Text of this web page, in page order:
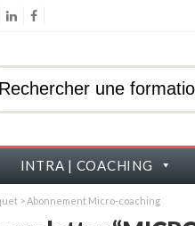
INTRA | COACHING
>Abonnement Micro-coaching